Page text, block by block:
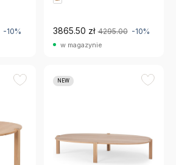
-10% 3865.50 zł 4295.00 -10%
w magazynie
NEW